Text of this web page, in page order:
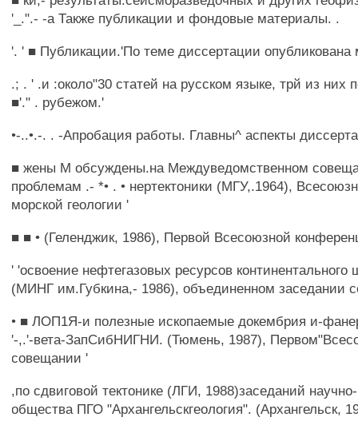
'_.".- -а Также публикации и фондовые материалы. .
'. ' ■ Публикации.'По теме диссертации опубликована
.; . ' .и :около"30 статей на русском языке, трй из них
■'." . рубежом.'
•-..•.-. . -Апробация работы. Главны^ аспекты
■ жены М обсуждены.на Междуведомственном
проблемам .- *• . • нертектоники (МГУ,.1964),
морской геологии '
■ ■ • (Геленджик, 1986), Первой Всесоюзной
' 'освоение нефтегазовых ресурсов
(МИНГ им.Губкина,- 1986), объединенном заседании
• ■ ЛОП1Я-и полезные ископаемые докембрия и-
'-,.'-вета-ЗапСибНИГНИ. (Тюмень, 1987),
совещании '
,по сдвиговой тектонике (ЛГИ, 1988)заседаний
общества ПГО "Архангельскгеология". (Архангельск,